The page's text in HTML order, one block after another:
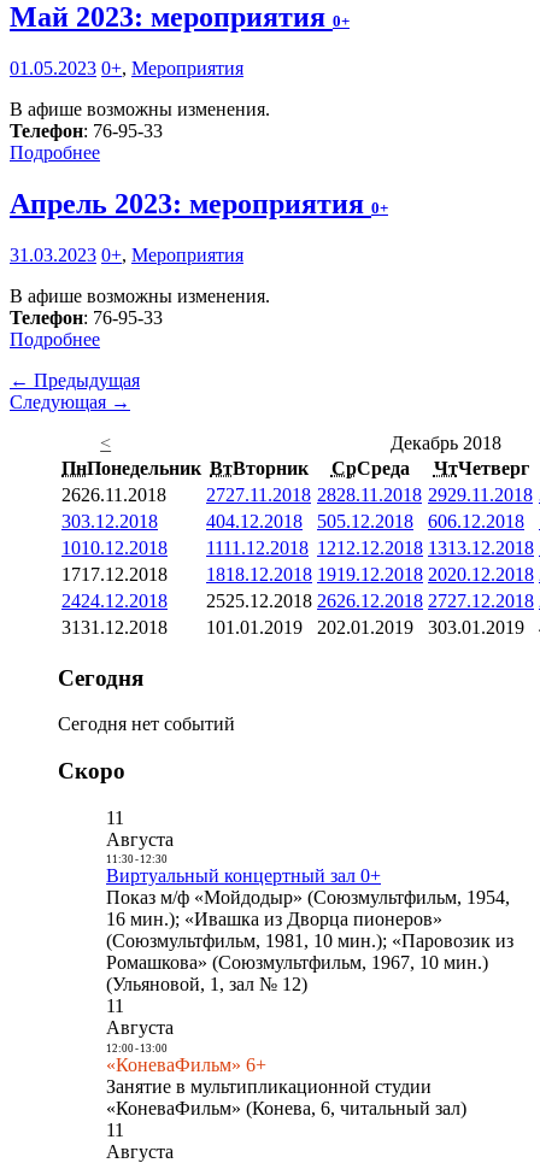
Май 2023: мероприятия 0+
01.05.2023 0+, Мероприятия
В афише возможны изменения.
Телефон: 76-95-33
Подробнее
Апрель 2023: мероприятия 0+
31.03.2023 0+, Мероприятия
В афише возможны изменения.
Телефон: 76-95-33
Подробнее
← Предыдущая
Следующая →
<
Декабрь 2018
ПнПонедельник ВтВторник СрСреда ЧтЧетверг
2626.11.2018 2727.11.2018 2828.11.2018 2929.11.2018
303.12.2018 404.12.2018 505.12.2018 606.12.2018
1010.12.2018 1111.12.2018 1212.12.2018 1313.12.2018
1717.12.2018 1818.12.2018 1919.12.2018 2020.12.2018
2424.12.2018 2525.12.2018 2626.12.2018 2727.12.2018
3131.12.2018 101.01.2019 202.01.2019 303.01.2019
Сегодня
Сегодня нет событий
Скоро
11
Августа
11:30- 12:30
Виртуальный концертный зал 0+
Показ м/ф «Мойдодыр» (Союзмультфильм, 1954,
16 мин.); «Ивашка из Дворца пионеров»
(Союзмультфильм, 1981, 10 мин.); «Паровозик из
Ромашкова» (Союзмультфильм, 1967, 10 мин.)
(Ульяновой, 1, зал № 12)
11
Августа
12:00- 13:00
«КоневаФильм» 6+
Занятие в мультипликационной студии
«КоневаФильм» (Конева, 6, читальный зал)
11
Августа